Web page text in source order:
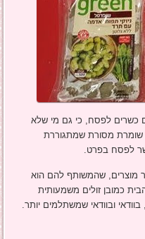
כשרים לפסח, כי גם מי שלא
מסורת שמתגוררת
לפסח בפרט.
שהמשותף להם הוא
כמובן זולים משמעותית
ובוודאי שמשתלמים יותר.